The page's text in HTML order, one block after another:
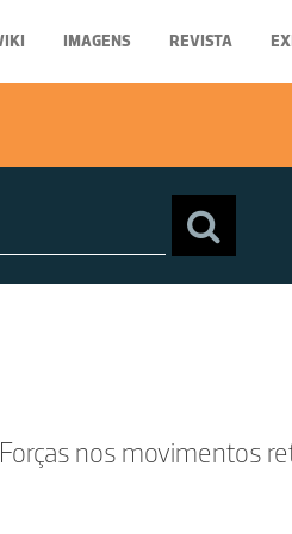
IMAGENS REVISTA
nos movimentos